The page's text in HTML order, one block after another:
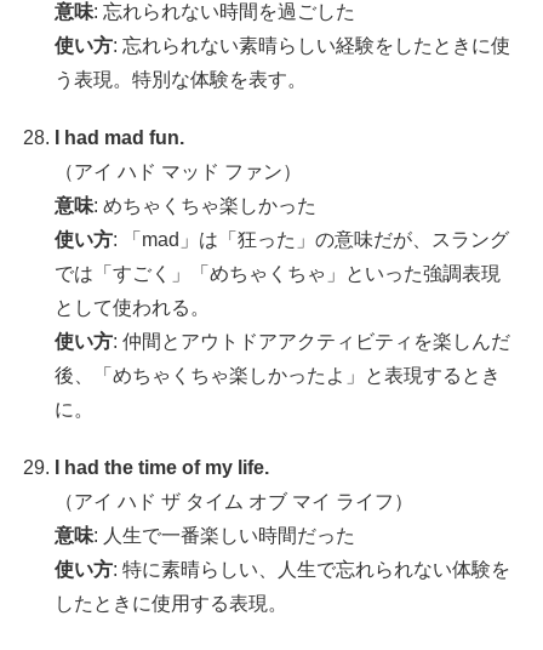
意味: 忘れられない時間を過ごした
使い方: 忘れられない素晴らしい経験をしたときに使
う表現。特別な体験を表す。
I had mad fun.
（アイ ハド マッド ファン）
意味: めちゃくちゃ楽しかった
使い方: 「mad」は「狂った」の意味だが、スラング
では「すごく」「めちゃくちゃ」といった強調表現
として使われる。
使い方: 仲間とアウトドアアクティビティを楽しんだ
後、「めちゃくちゃ楽しかったよ」と表現するとき
に。
I had the time of my life.
（アイ ハド ザ タイム オブ マイ ライフ）
意味: 人生で一番楽しい時間だった
使い方: 特に素晴らしい、人生で忘れられない体験を
したときに使用する表現。